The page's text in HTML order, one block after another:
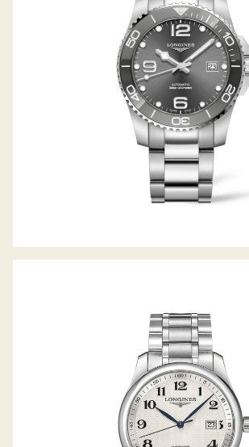
LONGINES THE MASTER